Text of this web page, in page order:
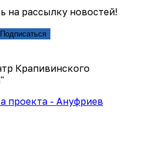
на рассылку новостей!
Подписаться
Крапивинского
проекта - Ануфриев